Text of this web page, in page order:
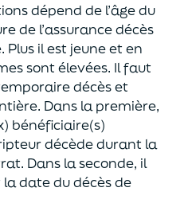
dépend de l’âgedu
de l’assurance décès
Plus il est jeuneet en
sont élevées. Il faut
décès et
Dans la première,
bénéficiaire(s)
décède durant la
Dans la seconde, il
date du décès de